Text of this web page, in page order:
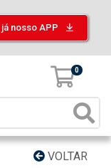
já nosso APP
0
VOLTAR